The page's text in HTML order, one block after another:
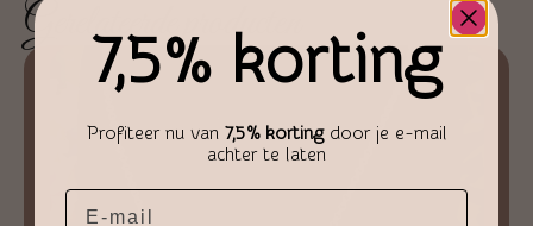
Gerelateerde producten
7,5% korting
Profiteer nu van 7,5% kortingdoor je e-mail
achter te laten
Email